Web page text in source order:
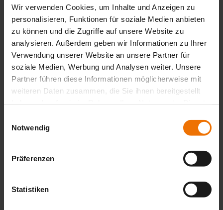
Wir verwenden Cookies, um Inhalte und Anzeigen zu
personalisieren, Funktionen für soziale Medien anbieten
zu können und die Zugriffe auf unsere Website zu
analysieren. Außerdem geben wir Informationen zu Ihrer
Verwendung unserer Website an unsere Partner für
soziale Medien, Werbung und Analysen weiter. Unsere
Partner führen diese Informationen möglicherweise mit
weiteren Daten zusammen, die Sie ihnen bereitgestellt
Notwendig
Präferenzen
Statistiken
Gases
Propriedades
Subcategorias
Pronto
Detetor de tampas M 130
Mais informações